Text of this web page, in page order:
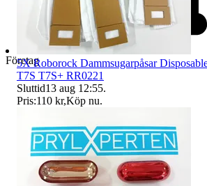
Företag
5X Roborock Dammsugarpåsar
T7S T7S+ RR0221
Sluttid13 aug 12:55.
Pris:110 kr,Köp nu.